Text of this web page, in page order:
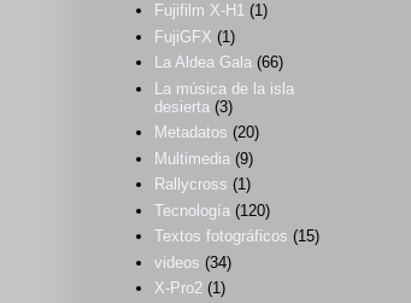
Fujifilm X-H1 (1)
FujiGFX (1)
La Aldea Gala (66)
La música de la isla
desierta (3)
Metadatos (20)
Multimedia (9)
Rallycross (1)
Tecnología (120)
Textos fotográficos (15)
videos (34)
X-Pro2 (1)